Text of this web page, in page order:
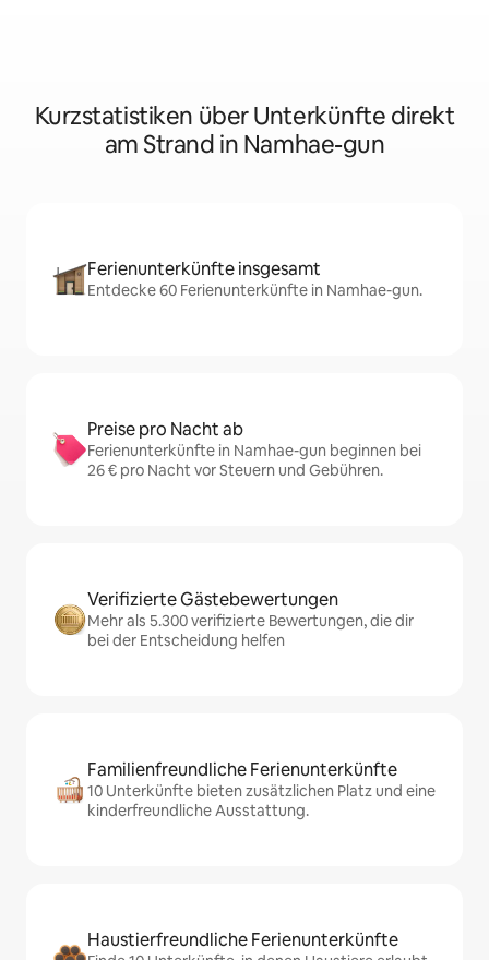
Kurzstatistiken über Unterkünfte direkt
am Strand in Namhae-gun
Ferienunterkünfte insgesamt
Entdecke 60 Ferienunterkünfte in Namhae-gun.
Preise pro Nacht ab
Ferienunterkünfte in Namhae-gun beginnen bei
26 € pro Nacht vor Steuern und Gebühren.
Verifizierte Gästebewertungen
Mehr als 5.300 verifizierte Bewertungen, die dir
bei der Entscheidung helfen
Familienfreundliche Ferienunterkünfte
10 Unterkünfte bieten zusätzlichen Platz und eine
kinderfreundliche Ausstattung.
Haustierfreundliche Ferienunterkünfte